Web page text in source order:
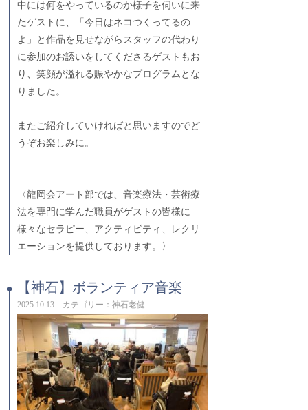
中には何をやっているのか様子を伺いに来
たゲストに、「今日はネコつくってるの
よ」と作品を見せながらスタッフの代わり
に参加のお誘いをしてくださるゲストもお
り、笑顔が溢れる賑やかなプログラムとな
りました。
またご紹介していければと思いますのでど
うぞお楽しみに。
〈龍岡会アート部では、音楽療法・芸術療
法を専門に学んだ職員がゲストの皆様に
様々なセラピー、アクティビティ、レクリ
エーションを提供しております。〉
【神石】ボランティア音楽
2025.10.13 カテゴリー：神石老健